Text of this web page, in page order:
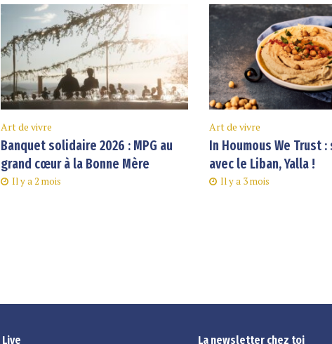
Art de vivre
Banquet solidaire 2026 : MPG au
grand cœur à la Bonne Mère
Il y a 2 mois
Art de vivre
In Houmous We Trust
avec le Liban, Yalla !
Il y a 3 mois
Live La newsletter chez toi